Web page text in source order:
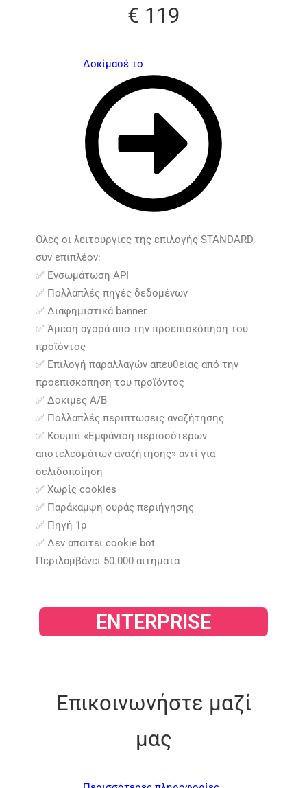
€ 119​
Δοκίμασέ το
Όλες οι λειτουργίες της επιλογής STANDARD,
συν επιπλέον:
✅ Ενσωμάτωση API
✅ Πολλαπλές πηγές δεδομένων
✅ Διαφημιστικά banner
✅ Άμεση αγορά από την προεπισκόπηση του
προϊόντος
✅ Επιλογή παραλλαγών απευθείας από την
προεπισκόπηση του προϊόντος
✅ Δοκιμές A/B
✅ Πολλαπλές περιπτώσεις αναζήτησης
✅ Κουμπί «Εμφάνιση περισσότερων
αποτελεσμάτων αναζήτησης» αντί για
σελιδοποίηση
✅ Χωρίς cookies
✅ Παράκαμψη ουράς περιήγησης
✅ Πηγή 1p
✅ Δεν απαιτεί cookie bot
Περιλαμβάνει 50.000 αιτήματα​
ENTERPRISE​
Επικοινωνήστε μαζί
μας​